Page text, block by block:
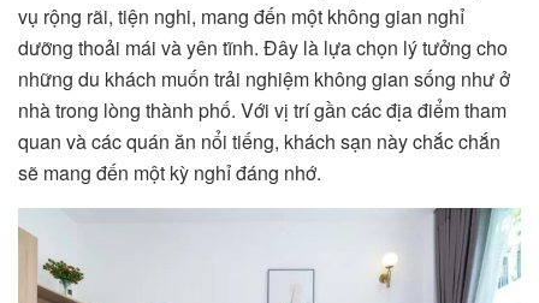
vụ rộng rãi, tiện nghi, mang đến một không gian nghỉ
dưỡng thoải mái và yên tĩnh. Đây là lựa chọn lý tưởng cho
những du khách muốn trải nghiệm không gian sống như ở
nhà trong lòng thành phố. Với vị trí gần các địa điểm tham
quan và các quán ăn nổi tiếng, khách sạn này chắc chắn
sẽ mang đến một kỳ nghỉ đáng nhớ.